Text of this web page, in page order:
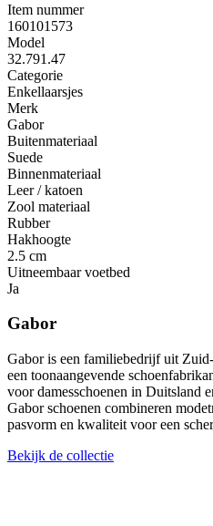
Item nummer
160101573
Model
32.791.47
Categorie
Enkellaarsjes
Merk
Gabor
Buitenmateriaal
Suede
Binnenmateriaal
Leer / katoen
Zool materiaal
Rubber
Hakhoogte
2.5 cm
Uitneembaar voetbed
Ja
Gabor
Gabor is een familiebedrijf uit
een toonaangevende
voor damesschoenen in Duitsland
Gabor schoenen combineren
pasvorm en kwaliteit voor een
Bekijk de collectie